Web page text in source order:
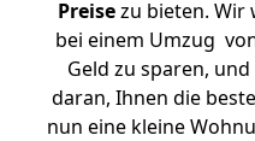
Preisezu bieten. Wir
bei einem Umzug
Geld zu sparen,
daran, Ihnen die
nun eine kleine